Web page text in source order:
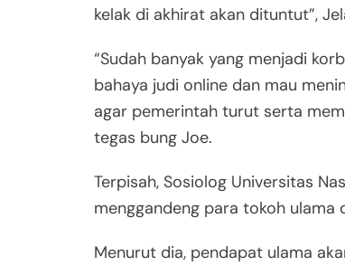
kelak di akhirat akan dituntut”,
“Sudah banyak yang menjadi
bahaya judi online dan mau
agar pemerintah turut serta
tegas bung Joe.
Terpisah, Sosiolog Universitas
menggandeng para tokoh ulama
Menurut dia, pendapat ulama